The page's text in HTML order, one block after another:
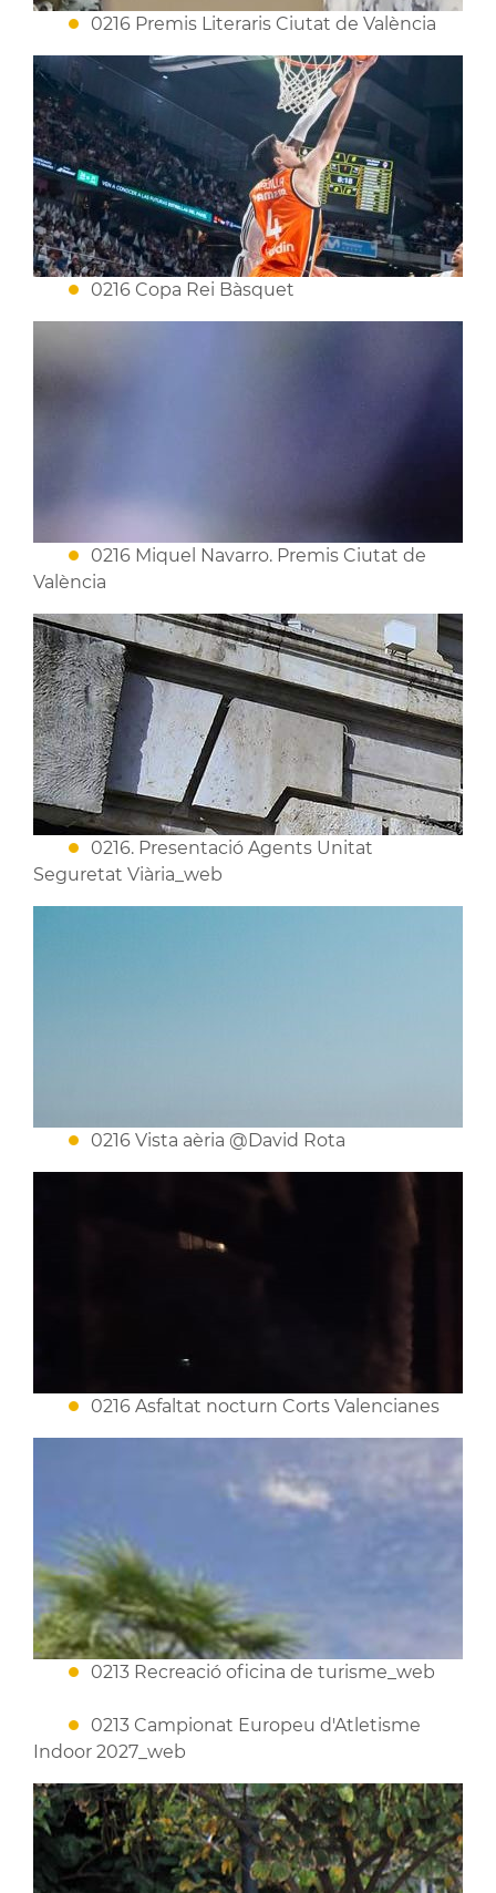
0216 Premis Literaris Ciutat de València
0216 Copa Rei Bàsquet
0216 Miquel Navarro. Premis Ciutat de
València
0216. Presentació Agents Unitat
Seguretat Viària_web
0216 Vista aèria @David Rota
0216 Asfaltat nocturn Corts Valencianes
0213 Recreació oficina de turisme_web
0213 Campionat Europeu d'Atletisme
Indoor 2027_web